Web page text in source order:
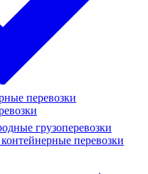
перевозки
грузоперевозки
перевозки